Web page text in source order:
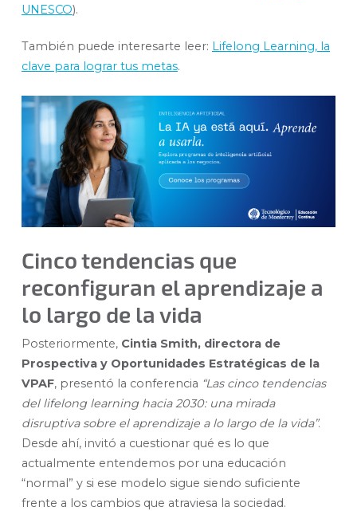
UNESCO).
También puede interesarte leer: Lifelong Learning, la
clave para lograr tus metas.
Cinco tendencias que
reconfiguran el aprendizaje a
lo largo de la vida
Posteriormente, Cintia Smith, directora de
Prospectiva y Oportunidades Estratégicas de la
VPAF, presentó la conferencia “Las cinco tendencias
del lifelong learning hacia 2030: una mirada
disruptiva sobre el aprendizaje a lo largo de la vida”.
Desde ahí, invitó a cuestionar qué es lo que
actualmente entendemos por una educación
“normal” y si ese modelo sigue siendo suficiente
frente a los cambios que atraviesa la sociedad.